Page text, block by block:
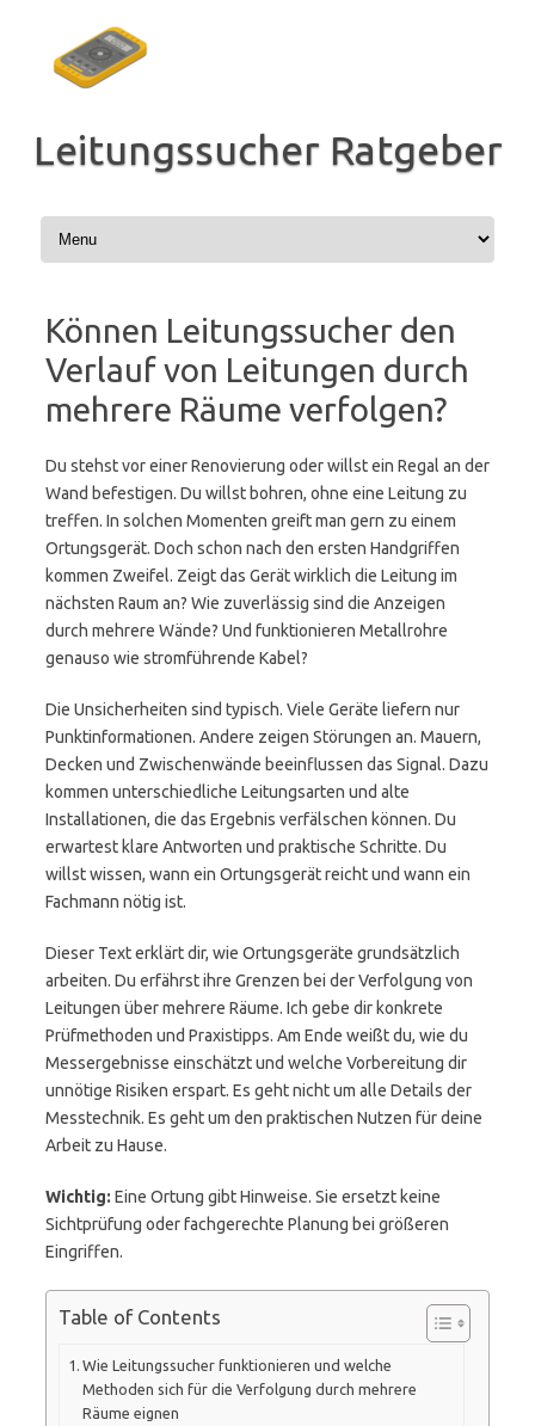
springen
Leitungssucher Ratgeber
Können Leitungssucher den
Verlauf von Leitungen durch
mehrere Räume verfolgen?
Du stehst vor einer Renovierung oder willst ein Regal an der
Wand befestigen. Du willst bohren, ohne eine Leitung zu
treffen. In solchen Momenten greift man gern zu einem
Ortungsgerät. Doch schon nach den ersten Handgriffen
kommen Zweifel. Zeigt das Gerät wirklich die Leitung im
nächsten Raum an? Wie zuverlässig sind die Anzeigen
durch mehrere Wände? Und funktionieren Metallrohre
genauso wie stromführende Kabel?
Die Unsicherheiten sind typisch. Viele Geräte liefern nur
Punktinformationen. Andere zeigen Störungen an. Mauern,
Decken und Zwischenwände beeinflussen das Signal. Dazu
kommen unterschiedliche Leitungsarten und alte
Installationen, die das Ergebnis verfälschen können. Du
erwartest klare Antworten und praktische Schritte. Du
willst wissen, wann ein Ortungsgerät reicht und wann ein
Fachmann nötig ist.
Dieser Text erklärt dir, wie Ortungsgeräte grundsätzlich
arbeiten. Du erfährst ihre Grenzen bei der Verfolgung von
Leitungen über mehrere Räume. Ich gebe dir konkrete
Prüfmethoden und Praxistipps. Am Ende weißt du, wie du
Messergebnisse einschätzt und welche Vorbereitung dir
unnötige Risiken erspart. Es geht nicht um alle Details der
Messtechnik. Es geht um den praktischen Nutzen für deine
Arbeit zu Hause.
Wichtig: Eine Ortung gibt Hinweise. Sie ersetzt keine
Sichtprüfung oder fachgerechte Planung bei größeren
Eingriffen.
Table of Contents
Wie Leitungssucher funktionieren und welche
Methoden sich für die Verfolgung durch mehrere
Räume eignen